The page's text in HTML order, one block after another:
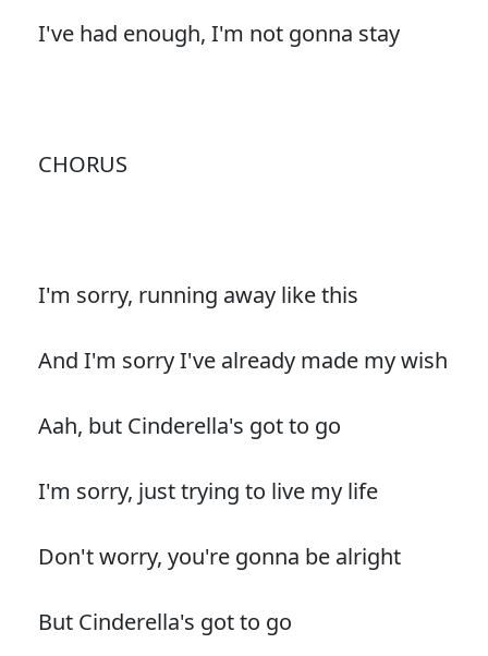
I've had enough, I'm not gonna stay
CHORUS
I'm sorry, running away like this
And I'm sorry I've already made my wish
Aah, but Cinderella's got to go
I'm sorry, just trying to live my life
Don't worry, you're gonna be alright
But Cinderella's got to go